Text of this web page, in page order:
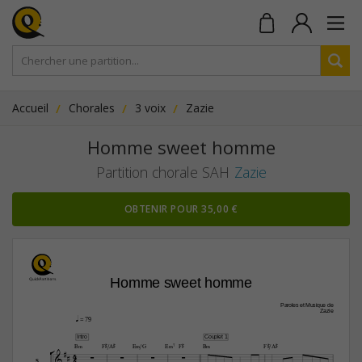
Accueil Chorales 3 voix Zazie
Homme sweet homme
Partition chorale SAH Zazie
OBTENIR POUR 35,00 €

Paroles et Musique de
Zazie
Homme sweet homme
q = 79
4
 B‹

F©/A©

E‹/G

E‹7

F© B‹ F©/A©
Intro Couplet 1